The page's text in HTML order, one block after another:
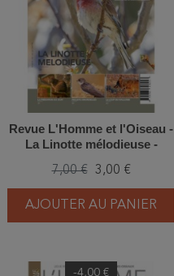
Revue L'Homme et l'Oiseau -
La Linotte mélodieuse -
7,00 € 3,00 €
AJOUTER AU PANIER
-4,00 €